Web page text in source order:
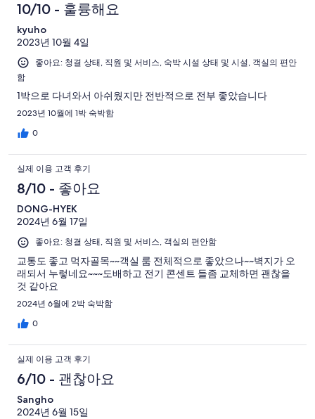
10/10 - 훌륭해요
kyuho
2023년 10월 4일
좋아요: 청결 상태, 직원 및 서비스, 숙박 시설 상태 및 시설, 객실의 편안
함
1박으로 다녀와서 아쉬웠지만 전반적으로 전부 좋았습니다
2023년 10월에 1박 숙박함
0
실제 이용 고객 후기
8/10 - 좋아요
DONG-HYEK
2024년 6월 17일
좋아요: 청결 상태, 직원 및 서비스, 객실의 편안함
교통도 좋고 먹자골목~~객실 룸 전체적으로 좋았으나~~벽지가 오
래되서 누렇네요~~~도배하고 전기 콘센트 들좀 교체하면 괜찮을
것 같아요
2024년 6월에 2박 숙박함
0
실제 이용 고객 후기
6/10 - 괜찮아요
Sangho
2024년 6월 15일